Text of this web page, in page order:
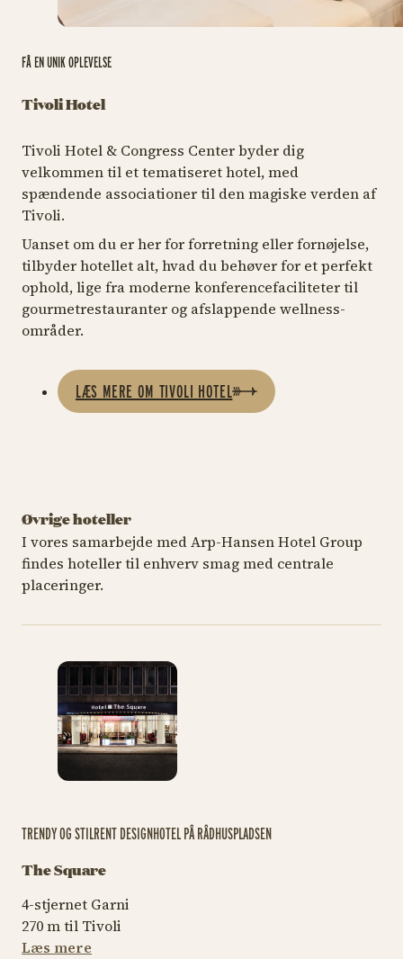
Tivoli Hotel
FÅ EN UNIK OPLEVELSE
Tivoli Hotel & Congress Center byder dig
velkommen til et tematiseret hotel, med
spændende associationer til den magiske verden af
Tivoli.
Uanset om du er her for forretning eller fornøjelse,
tilbyder hotellet alt, hvad du behøver for et perfekt
ophold, lige fra moderne konferencefaciliteter til
gourmetrestauranter og afslappende wellness-
områder.
LÆS MERE OM TIVOLI HOTEL
Øvrige hoteller
I vores samarbejde med Arp-Hansen Hotel Group
findes hoteller til enhverv smag med centrale
placeringer.
TRENDY OG STILRENT DESIGNHOTEL PÅ RÅDHUSPLADSEN
The Square
4-stjernet Garni
270 m til Tivoli
Læs mere